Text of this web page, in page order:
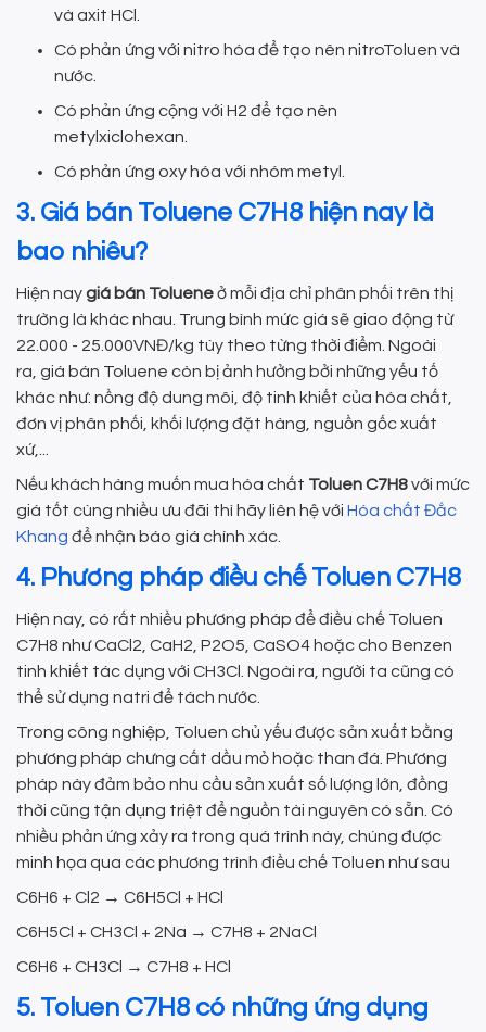
và axit HCl.
Có phản ứng với nitro hóa để tạo nên nitroToluen và
nước.
Có phản ứng cộng với H2 để tạo nên
metylxiclohexan.
Có phản ứng oxy hóa với nhóm metyl.
3. Giá bán Toluene C7H8 hiện nay là
bao nhiêu?
Hiện naygiá bán Tolueneở mỗi địa chỉ phân phối trên thị
trường là khác nhau. Trung bình mức giá sẽ giao động từ
22.000 - 25.000VNĐ/kg tùy theo từng thời điểm. Ngoài
ra, giá bán Toluene còn bị ảnh hưởng bởi những yếu tố
khác như: nồng độ dung môi, độ tinh khiết của hóa chất,
đơn vị phân phối, khối lượng đặt hàng, nguồn gốc xuất
xứ,...
Nếu khách hàng muốn mua hóa chất Toluen C7H8với mức
giá tốt cùng nhiều ưu đãi thì hãy liên hệ với Hóa chất Đắc
Khang để nhận báo giá chính xác.
4. Phương pháp điều chế Toluen C7H8
Hiện nay, có rất nhiều phương pháp để điều chế Toluen
C7H8 như CaCl2, CaH2, P2O5, CaSO4 hoặc cho Benzen
tinh khiết tác dụng với CH3Cl. Ngoài ra, người ta cũng có
thể sử dụng natri để tách nước.
Trong công nghiệp, Toluen chủ yếu được sản xuất bằng
phương pháp chưng cất dầu mỏ hoặc than đá. Phương
pháp này đảm bảo nhu cầu sản xuất số lượng lớn, đồng
thời cũng tận dụng triệt để nguồn tài nguyên có sẵn. Có
nhiều phản ứng xảy ra trong quá trình này, chúng được
minh họa qua các phương trình điều chế Toluen như sau
C6H6 + Cl2 → C6H5Cl + HCl
C6H5Cl + CH3Cl + 2Na → C7H8 + 2NaCl
C6H6 + CH3Cl → C7H8 + HCl
5. Toluen C7H8 có những ứng dụng